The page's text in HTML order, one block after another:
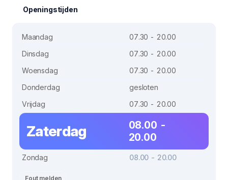
Openingstijden
Maandag
07.30 - 20.00
Dinsdag
07.30 - 20.00
Woensdag
07.30 - 20.00
Donderdag
gesloten
Vrijdag
07.30 - 20.00
Zaterdag
08.00 -
20.00
Zondag 08.00 - 20.00
Fout melden